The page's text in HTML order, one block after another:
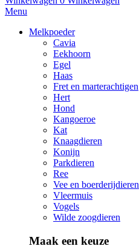
Menu
Melkpoeder
Cavia
Eekhoorn
Egel
Haas
Fret en marterachtigen
Hert
Hond
Kangoeroe
Kat
Knaagdieren
Konijn
Parkdieren
Ree
Vee en boerderijdieren
Vleermuis
Vogels
Wilde zoogdieren
Maak een keuze